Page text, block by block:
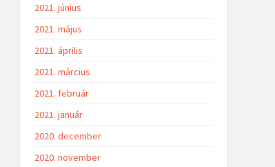
2021. június
2021. május
2021. április
2021. március
2021. február
2021. január
2020. december
2020. november